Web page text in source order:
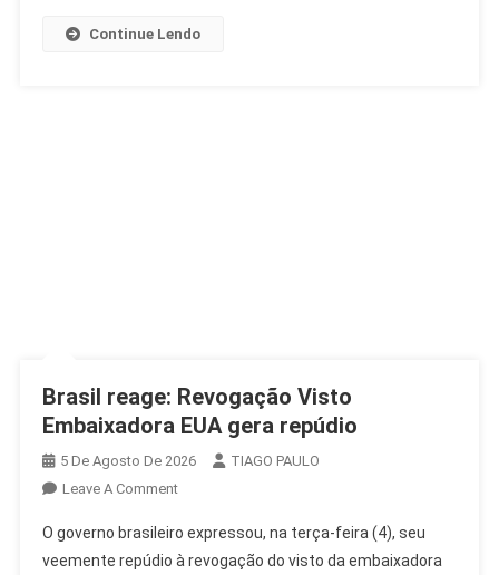
Continue Lendo
Brasil reage: Revogação Visto
Embaixadora EUA gera repúdio
5 De Agosto De 2026
TIAGO PAULO
Leave A CommentOn
Reage:
Revogação
O governo brasileiro expressou, na terça-feira (4), seu
veemente repúdio à revogação do visto da embaixadora